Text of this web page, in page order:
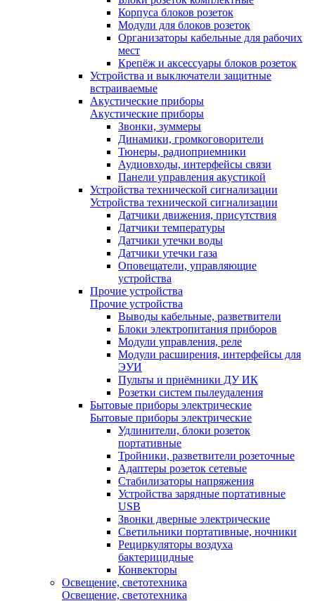
Корпуса блоков розеток
Модули для блоков розеток
Организаторы кабельные для рабочих
мест
Крепёж и аксессуары блоков розеток
Устройства и выключатели защитные
встраиваемые
Акустические приборы
Акустические приборы
Звонки, зуммеры
Динамики, громкоговорители
Тюнеры, радиоприемники
Аудиовходы, интерфейсы связи
Панели управления акустикой
Устройства технической сигнализации
Устройства технической сигнализации
Датчики движения, присутствия
Датчики температуры
Датчики утечки воды
Датчики утечки газа
Оповещатели, управляющие
устройства
Прочие устройства
Прочие устройства
Выводы кабельные, разветвители
Блоки электропитания приборов
Модули управления, реле
Модули расширения, интерфейсы для
ЭУИ
Пульты и приёмники ДУ ИК
Розетки систем пылеудаления
Бытовые приборы электрические
Бытовые приборы электрические
Удлинители, блоки розеток
портативные
Тройники, разветвители розеточные
Адаптеры розеток сетевые
Стабилизаторы напряжения
Устройства зарядные портативные
USB
Звонки дверные электрические
Светильники портативные, ночники
Рециркуляторы воздуха
бактерицидные
Конвекторы
Освещение, светотехника
Освещение, светотехника